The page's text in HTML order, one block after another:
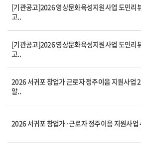
[기관공고]2026 영상문화육성지원사업 도민리
고..
[기관공고]2026 영상문화육성지원사업 도민리
고..
2026 서귀포 창업가 근로자 정주이음 지원사업
알..
2026 서귀포 창업가·근로자 정주이음 지원사업